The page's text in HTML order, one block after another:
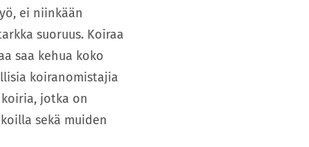
ei niinkään
suoruus. Koiraa
saa kehua koko
koiranomistajia
jotka on
sekä muiden